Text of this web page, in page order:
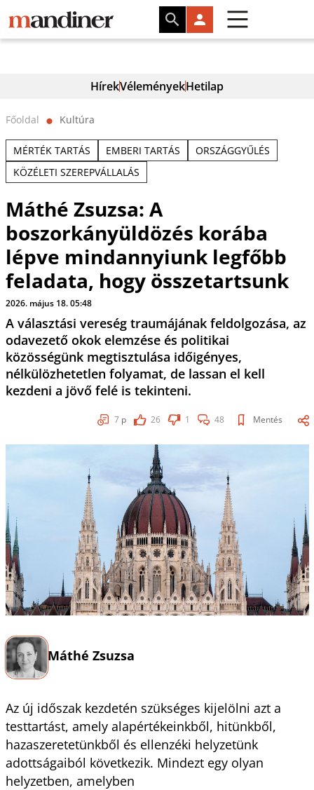
HírekVéleményekHetilap
Főoldal ⬤ Kultúra
MÉRTÉK TARTÁS EMBERI TARTÁS
ORSZÁGGYŰLÉS
KÖZÉLETI SZEREPVÁLLALÁS
Máthé Zsuzsa: A
boszorkányüldözés korába
lépve mindannyiunk legfőbb
feladata, hogy összetartsunk
2026. május 18. 05:48
A választási vereség traumájának feldolgozása, az
odavezető okok elemzése és politikai
közösségünk megtisztulása időigényes,
nélkülözhetetlen folyamat, de lassan el kell
kezdeni a jövő felé is tekinteni.
7 p 26 1 48 Mentés
Máthé Zsuzsa
Az új időszak kezdetén szükséges kijelölni azt a
testtartást, amely alapértékeinkből, hitünkből,
hazaszeretetünkből és ellenzéki helyzetünk
adottságaiból következik. Mindezt egy olyan
helyzetben, amelyben